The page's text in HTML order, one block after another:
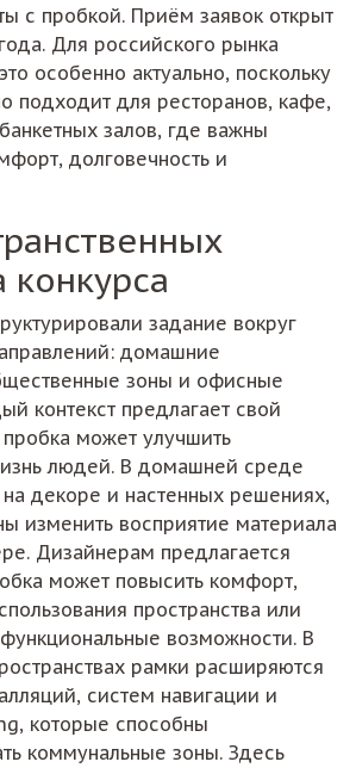
с пробкой. Приём заявок открыт
Для российского рынка
особенно актуально, поскольку
подходит для ресторанов, кафе,
залов, где важны
долговечность и
конкурса
задание вокруг
домашние
зоны и офисные
контекст предлагает свой
пробка может улучшить
людей. В домашней среде
на декоре и настенных решениях,
изменить восприятие материала
Дизайнерам предлагается
может повысить комфорт,
пространства или
возможности. В
рамки расширяются
систем навигации и
которые способны
коммунальные зоны. Здесь